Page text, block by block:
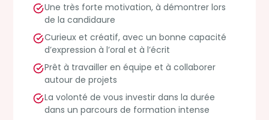
Une très forte motivation, à démontrer lors
de la candidaure
Curieux et créatif, avec un bonne capacité
d’expression à l’oral et à l’écrit
Prêt à travailler en équipe et à collaborer
autour de projets
La volonté de vous investir dans la durée
dans un parcours de formation intense